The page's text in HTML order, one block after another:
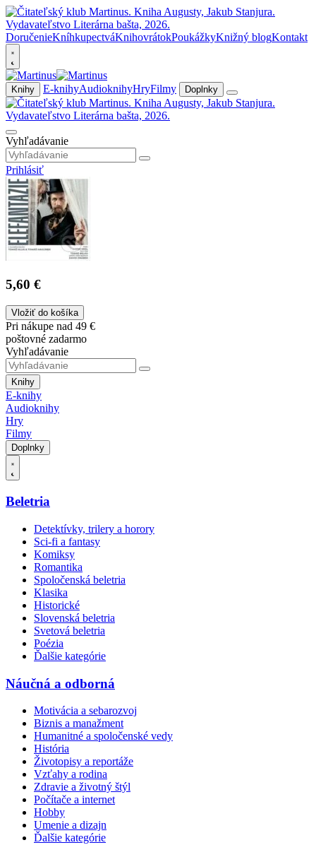
DoručenieKníhkupectváKnihovrátokPoukážkyKnižný blogKontakt
Knihy E-knihyAudioknihyHryFilmy Doplnky
Vyhľadávanie
Prihlásiť
5,60 €
Vložiť do košíka
Pri nákupe nad 49 €
poštovné zadarmo
Vyhľadávanie
Knihy
E-knihy
Audioknihy
Hry
Filmy
Doplnky
Beletria
Detektívky, trilery a horory
Sci-fi a fantasy
Komiksy
Romantika
Spoločenská beletria
Klasika
Historické
Slovenská beletria
Svetová beletria
Poézia
Ďalšie kategórie
Náučná a odborná
Motivácia a sebarozvoj
Biznis a manažment
Humanitné a spoločenské vedy
História
Životopisy a reportáže
Vzťahy a rodina
Zdravie a životný štýl
Počítače a internet
Hobby
Umenie a dizajn
Ďalšie kategórie